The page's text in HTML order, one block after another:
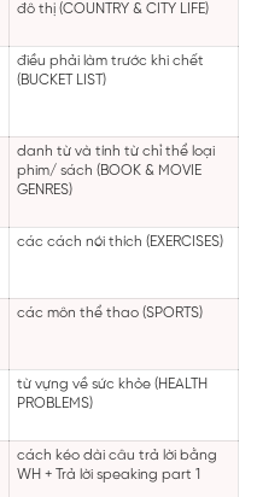
đô thị (COUNTRY & CITY LIFE)
điều phải làm trước khi chết
(BUCKET LIST)
danh từ và tính từ chỉ thể loại
phim/ sách (BOOK & MOVIE
GENRES)
các cách nói thích (EXERCISES)
các môn thể thao (SPORTS)
từ vựng về sức khỏe (HEALTH
PROBLEMS)
cách kéo dài câu trả lời bằng
WH + Trả lời speaking part 1